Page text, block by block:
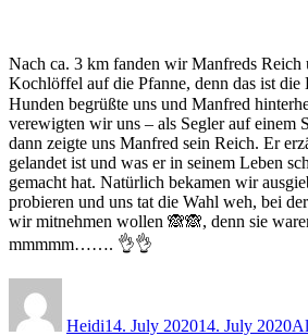
Nach ca. 3 km fanden wir Manfreds
Kochlöffel auf die Pfanne, denn das ist
Hunden begrüßte uns und Manfred
verewigten wir uns – als Segler auf einem
dann zeigte uns Manfred sein Reich. Er
gelandet ist und was er in seinem Leben
gemacht hat. Natürlich bekamen wir
probieren und uns tat die Wahl weh, bei
wir mitnehmen wollen 🙈🙈, denn sie
mmmmm……. 👌👌
Heidi14. July 202014. July 2020